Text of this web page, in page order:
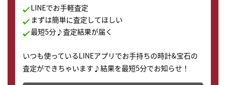
LINEでお手軽査定
まずは簡単に査定してほしい
最短5分♪査定結果が届く
いつも使っているLINEアプリでお手持ちの時計&宝石の
査定ができちゃいます♪結果を最短5分でお知らせ！
どこからでもすぐに査定金額を知ることが出来ます。